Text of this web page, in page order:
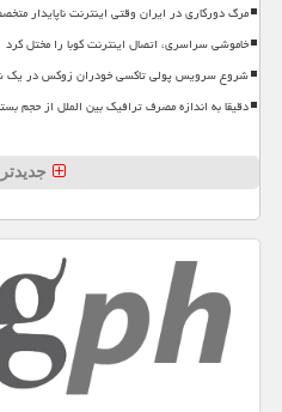
مرگ دورکاری در ایران وقتی اینترنت ناپایدار
خاموشی سراسری، اتصال اینترنت کوبا را مختل کرد
شروع سرویس پولی تاکسی خودران زوکس در یک
دقیقا به اندازه مصرف ترافیک بین الملل از حجم